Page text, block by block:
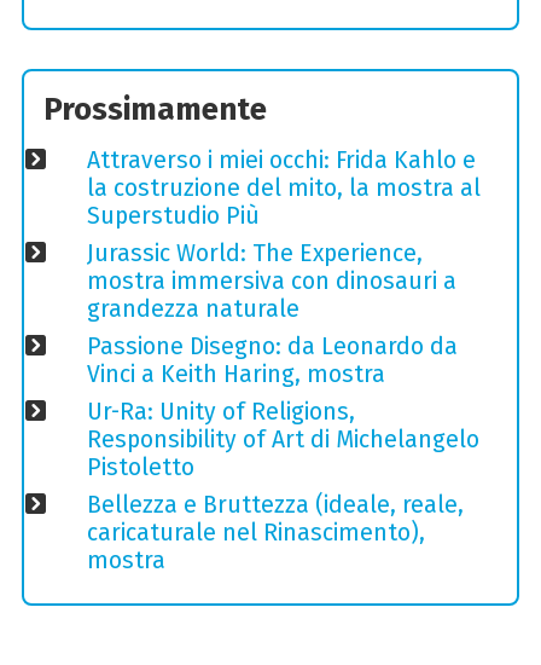
Prossimamente
Attraverso i miei occhi: Frida Kahlo e
la costruzione del mito, la mostra al
Superstudio Più
Jurassic World: The Experience,
mostra immersiva con dinosauri a
grandezza naturale
Passione Disegno: da Leonardo da
Vinci a Keith Haring, mostra
Ur-Ra: Unity of Religions,
Responsibility of Art di Michelangelo
Pistoletto
Bellezza e Bruttezza (ideale, reale,
caricaturale nel Rinascimento),
mostra